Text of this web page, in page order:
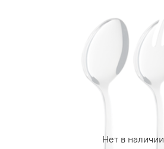
Нет в наличии